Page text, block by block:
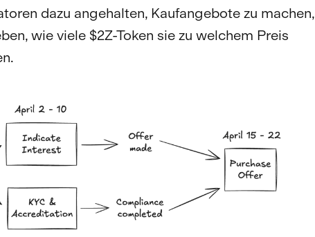
dazu angehalten, Kaufangebote zu machen,
wie viele $2Z-Token sie zu welchem Preis